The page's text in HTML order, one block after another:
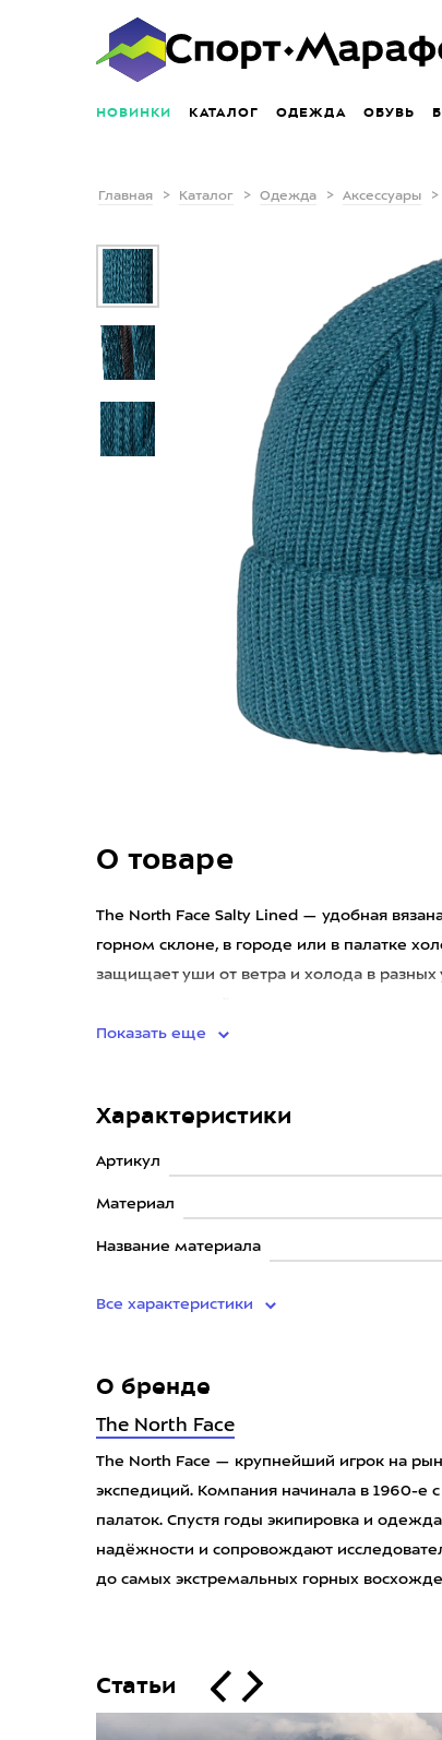
НОВИНКИ КАТАЛОГ ОДЕЖДА ОБУВЬ
Главная Каталог Одежда Аксессуары
О товаре
The North Face Salty Lined — удобная
горном склоне, в городе или в палатке
защищает уши от ветра и холода в разных
Показать еще
Характеристики
Артикул
Материал
Название материала
Все характеристики
О бренде
The North Face
The North Face — крупнейший игрок на
экспедиций. Компания начинала в 1960-е
палаток. Спустя годы экипировка и
надёжности и сопровождают
до самых экстремальных горных
Статьи